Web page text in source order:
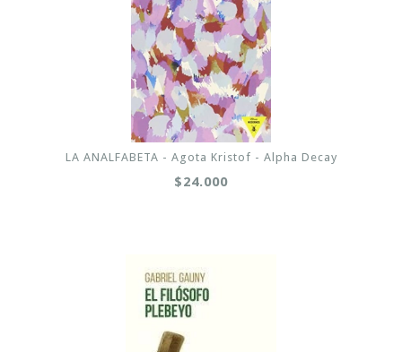
LA ANALFABETA - Agota Kristof - Alpha Decay
$24.000